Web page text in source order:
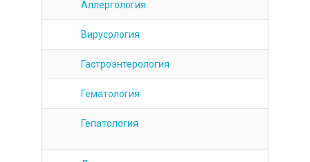
Гастроэнтерология
Гепатология